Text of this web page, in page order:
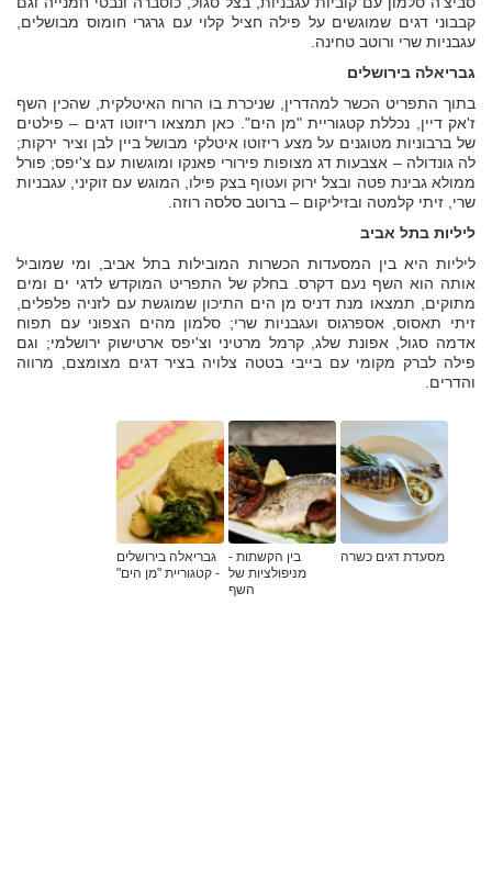
קבבוני דגים שמוגשים על פילה חציל קלוי עם גרגרי חומוס מבושלים,
עגבניות שרי ורוטב טחינה.
גבריאלה בירושלים
בתוך התפריט הכשר למהדרין, שניכרת בו הרוח האיטלקית, שהכין השף
ז'אק דיין, נכללת קטגוריית "מן הים". כאן תמצאו ריזוטו דגים – פילטים
של ברבוניות מטוגנים על מצע ריזוטו איטלקי מבושל ביין לבן וציר ירקות;
לה גונדולה – אצבעות דג מצופות פירורי פאנקו ומוגשות עם צ'יפס; פורל
ממולא גבינת פטה ובצל ירוק ועטוף בצק פילו, המוגש עם זוקיני, עגבניות
שרי, זיתי קלמטה ובזיליקום – ברוטב סלסה רוזה.
ליליות בתל אביב
ליליות היא בין המסעדות הכשרות המובילות בתל אביב, ומי שמוביל
אותה הוא השף נעם דקרס. בחלק של התפריט המוקדש לדגי ים ומים
מתוקים, תמצאו מנת דניס מן הים התיכון שמוגשת עם לזניה פלפלים,
זיתי תאסוס, אספרגוס ועגבניות שרי; סלמון מהים הצפוני עם תפוח
אדמה סגול, אפונת שלג, קרמל מרטיני וצ'יפס ארטישוק ירושלמי; וגם
פילה לברק מקומי עם בייבי בטטה צלויה בציר דגים מצומצם, מרווה
והדרים.
מסעדת דגים כשרה
בין הקשתות -
מניפולציות של
השף
גבריאלה בירושלים
- קטגוריית "מן הים"